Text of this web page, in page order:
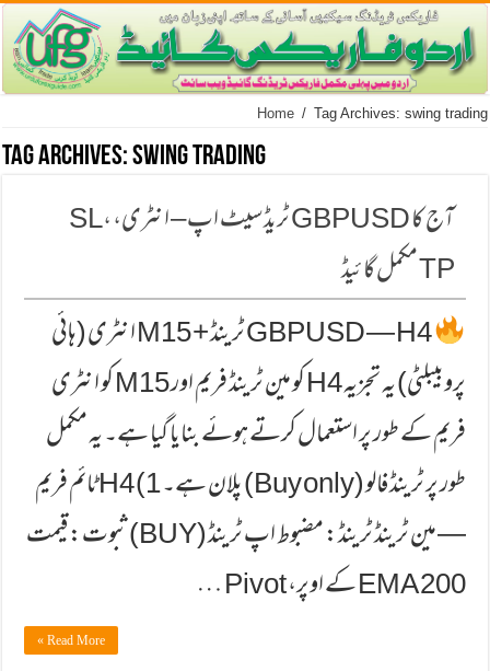
Home / Tag Archives: swing trading
Tag Archives:swing trading
آج کا GBPUSD ٹریڈ سیٹ اپ – انٹری، SL،
TP مکمل گائیڈ
GBPUSD — H4 ٹرینڈ + M15 انٹری (ہائی
پروبیبلٹی) یہ تجزیہ H4 کو مین ٹرینڈ فریم اور M15 کو انٹری
فریم کے طور پر استعمال کرتے ہوئے بنایا گیا ہے۔ یہ مکمل
طور پر ٹرینڈ فالو (Buy only) پلان ہے۔ 1) H4 ٹائم فریم
— مین ٹرینڈ ٹرینڈ: مضبوط اپ ٹرینڈ (BUY) ثبوت: قیمت
200 EMA کے اوپر، Pivot …
Read More »